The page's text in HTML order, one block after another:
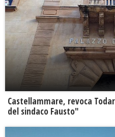
Castellammare, revoca
del sindaco Fausto"